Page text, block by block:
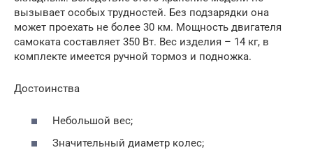
вызывает особых трудностей. Без подзарядки она
может проехать не более 30 км. Мощность двигателя
самоката составляет 350 Вт. Вес изделия – 14 кг, в
комплекте имеется ручной тормоз и подножка.
Достоинства
Небольшой вес;
Значительный диаметр колес;